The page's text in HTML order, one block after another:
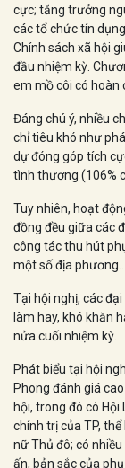
cực; tăng trưởng
các tổ chức tín
Chính sách xã hội
đầu nhiệm kỳ.
em mồ côi có hoàn
Đáng chú ý, nhiều
chỉ tiêu khó như
dự đóng góp tích
tình thương (106%
Tuy nhiên, hoạt
đồng đều giữa các
công tác thu hút
một số địa phương…
Tại hội nghị, các
làm hay, khó khăn
nửa cuối nhiệm kỳ.
Phát biểu tại hội
Phong đánh giá
hội, trong đó có Hội
chính trị của TP,
nữ Thủ đô; có
ấn, bản sắc của